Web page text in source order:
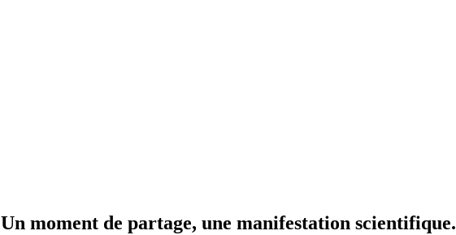
moment de partage, une manifestation scientifique.